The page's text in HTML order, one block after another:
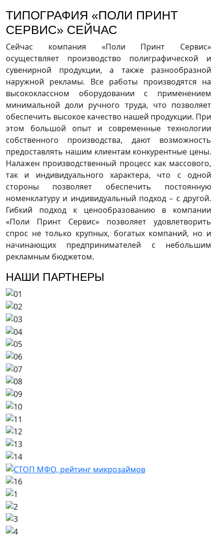
ТИПОГРАФИЯ «ПОЛИ ПРИНТ
СЕРВИС» СЕЙЧАС
Сейчас компания «Поли Принт Сервис»
осуществляет производство полиграфической и
сувенирной продукции, а также разнообразной
наружной рекламы. Все работы производятся на
высококлассном оборудовании с применением
минимальной доли ручного труда, что позволяет
обеспечить высокое качество нашей продукции. При
этом большой опыт и современные технологии
собственного производства, дают возможность
предоставлять нашим клиентам конкурентные цены.
Налажен производственный процесс как массового,
так и индивидуального характера, что с одной
стороны позволяет обеспечить постоянную
номенклатуру и индивидуальный подход – с другой.
Гибкий подход к ценообразованию в компании
«Поли Принт Сервис» позволяет удовлетворить
спрос не только крупных, богатых компаний, но и
начинающих предпринимателей с небольшим
рекламным бюджетом.
НАШИ ПАРТНЕРЫ